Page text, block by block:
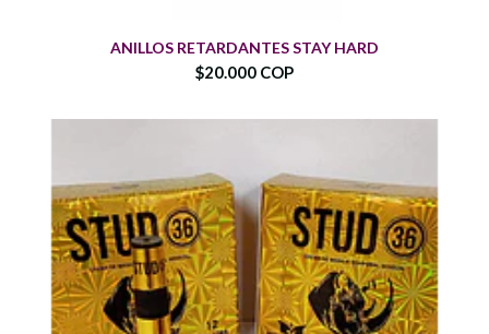
ANILLOS RETARDANTES STAY HARD
$20.000 COP